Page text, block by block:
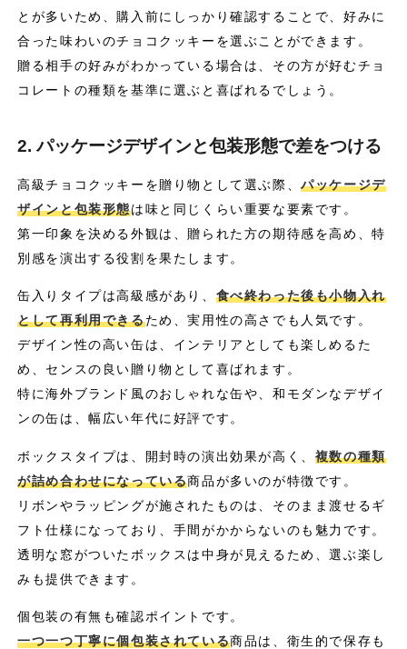
とが多いため、購入前にしっかり確認することで、好みに
合った味わいのチョコクッキーを選ぶことができます。
贈る相手の好みがわかっている場合は、その方が好むチョ
コレートの種類を基準に選ぶと喜ばれるでしょう。
2. パッケージデザインと包装形態で差をつける
高級チョコクッキーを贈り物として選ぶ際、パッケージデ
ザインと包装形態は味と同じくらい重要な要素です。
第一印象を決める外観は、贈られた方の期待感を高め、特
別感を演出する役割を果たします。
缶入りタイプは高級感があり、 食べ終わった後も小物入れ
として再利用できるため、実用性の高さでも人気です。
デザイン性の高い缶は、インテリアとしても楽しめるた
め、センスの良い贈り物として喜ばれます。
特に海外ブランド風のおしゃれな缶や、和モダンなデザイ
ンの缶は、幅広い年代に好評です。
ボックスタイプは、開封時の演出効果が高く、 複数の種類
が詰め合わせになっている商品が多いのが特徴です。
リボンやラッピングが施されたものは、そのまま渡せるギ
フト仕様になっており、手間がかからないのも魅力です。
透明な窓がついたボックスは中身が見えるため、選ぶ楽し
みも提供できます。
個包装の有無も確認ポイントです。
一つ一つ丁寧に個包装されている商品は、衛生的で保存も